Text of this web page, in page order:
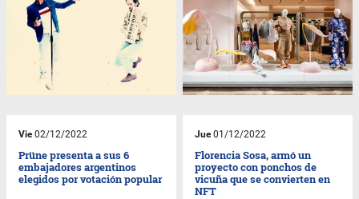
Vie02/12/2022
Prüne presenta a sus 6
embajadores argentinos
elegidos por votación popular
Jue01/12/2022
Florencia Sosa, armó un
proyecto con ponchos de
vicuña que se convierten en
NFT